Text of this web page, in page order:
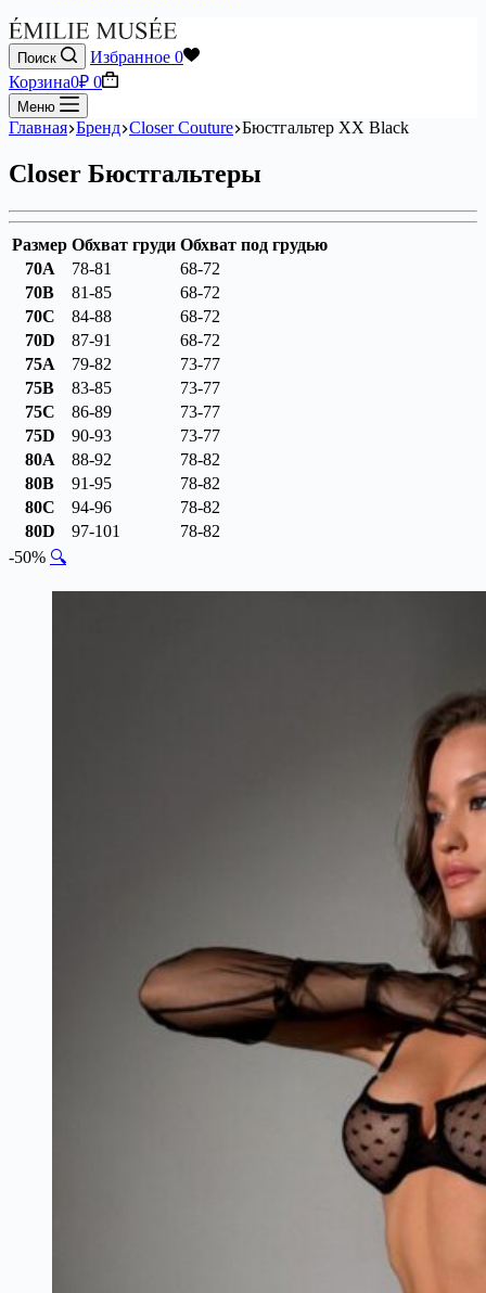
Поиск Избранное 0
Корзина0₽ 0
Меню
Главная Бренд Closer Couture Бюстгальтер XX Black
Closer Бюстгальтеры
Размер Обхват груди Обхват под грудью
70A
78-81
68-72
70B
81-85
68-72
70C
84-88
68-72
70D
87-91
68-72
75A
79-82
73-77
75B
83-85
73-77
75C
86-89
73-77
75D
90-93
73-77
80A
88-92
78-82
80B
91-95
78-82
80C
94-96
78-82
80D
97-101
78-82
-50% 🔍